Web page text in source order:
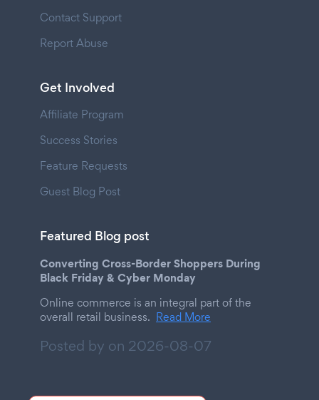
Contact Support
Report Abuse
Get Involved
Affiliate Program
Success Stories
Feature Requests
Guest Blog Post
Featured Blog post
Converting Cross-Border Shoppers During
Black Friday & Cyber Monday
Online commerce is an integral part of the
overall retail business. Read More
Posted by on 2026-08-07